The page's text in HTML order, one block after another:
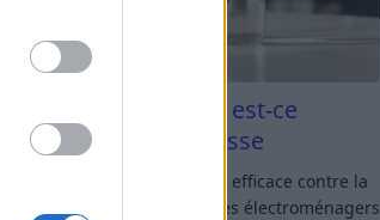
Vinaigre blanc et four est-ce
efficace contre la graisse
Vinaigre blanc et four : est-ce efficace contre la
graisse ? Le four fait partie des électroménagers